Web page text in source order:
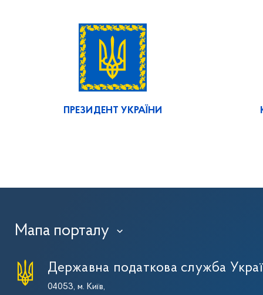
ПРЕЗИДЕНТ УКРАЇНИ
Мапа порталу ›
Державна податкова служба
04053, м. Київ,